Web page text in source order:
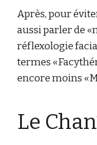
Après, pour
aussi parler de
réflexologie
termes
encore moins
Le